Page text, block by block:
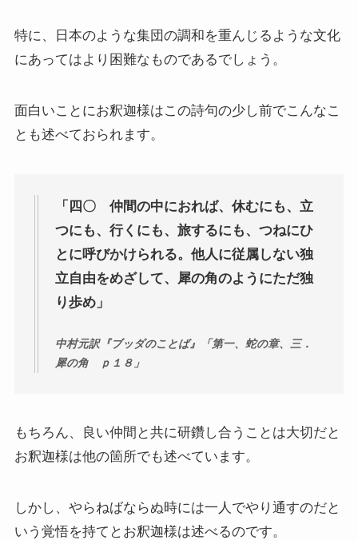
スターリンとヒトラーの虐殺・ホロコースト
冷戦世界の歴史・思想・文学に学ぶ
現代ロシアとロシア・ウクライナ戦争
マルクス・エンゲルス研究
マルクスは宗教的な現象か
おすすめマルクス・エンゲルス伝記
マルクス・エンゲルス著作と関連作品
産業革命とイギリス・ヨーロッパ社会
ロシアの歴史・文化とドストエフスキー
ディストピア・SF小説から考える現代社会
特に、日本のような集団の調和を重んじるような文化
にあってはより困難なものであるでしょう。
面白いことにお釈迦様はこの詩句の少し前でこんなこ
とも述べておられます。
「四〇 仲間の中におれば、休むにも、立
つにも、行くにも、旅するにも、つねにひ
とに呼びかけられる。他人に従属しない独
立自由をめざして、犀の角のようにただ独
り歩め」
中村元訳『ブッダのことば』「第一、蛇の章、三．
犀の角 ｐ１８」
もちろん、良い仲間と共に研鑽し合うことは大切だと
お釈迦様は他の箇所でも述べています。
しかし、やらねばならぬ時には一人でやり通すのだと
いう覚悟を持てとお釈迦様は述べるのです。